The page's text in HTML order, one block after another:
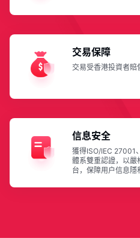
交易保障
交易受香港投資者賠
信息安全
獲得ISO/IEC 27001
體系雙重認證，以嚴
台，保障用户信息隱